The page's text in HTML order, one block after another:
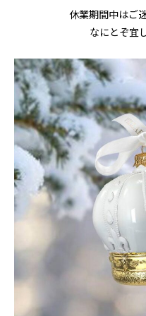
休業期間中はご
なにとぞ宜